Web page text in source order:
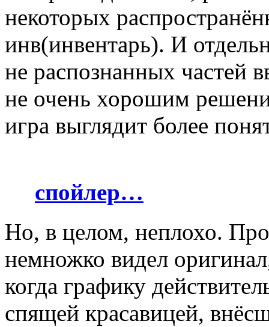
некоторых
инв(инвентарь). И
не распознанных частей
не очень хорошим
игра выглядит более
спойлер…
Но, в целом, неплохо.
немножко видел
когда графику
спящей красавицей,